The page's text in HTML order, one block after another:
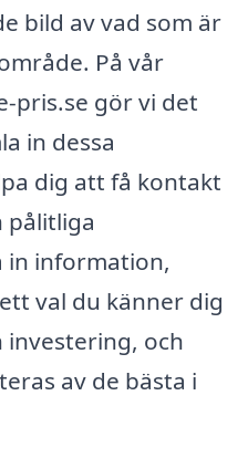
bild av vad som är
På vår
pris.se gör vi det
in dessa
dig att få kontakt
pålitliga
in information,
val du känner dig
och
av de bästa i